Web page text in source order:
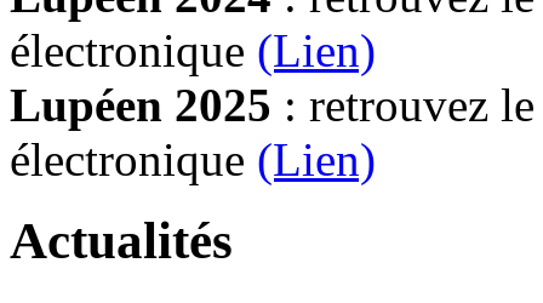
électronique (Lien)
Lupéen 2025 : retrouvez
électronique (Lien)
Actualités